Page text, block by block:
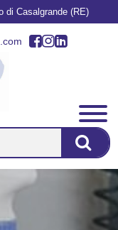
di Casalgrande (RE)